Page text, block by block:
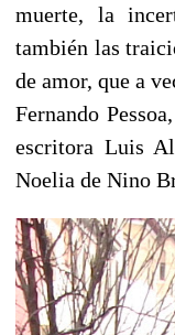
muerte, la
también las
de amor, que a
Fernando
escritora Luis
Noelia de Nino